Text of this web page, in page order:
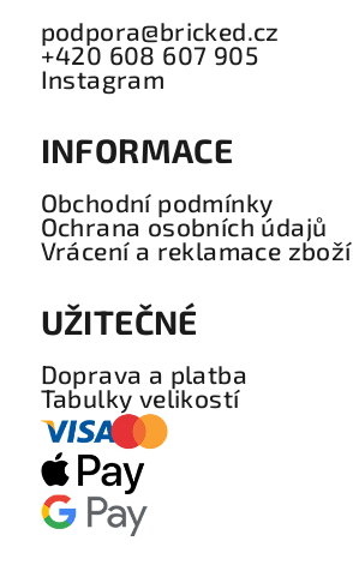
podpora@bricked.cz
+420 608 607 905
Instagram
INFORMACE
Obchodní podmínky
Ochrana osobních údajů
Vrácení a reklamace zboží
UŽITEČNÉ
Doprava a platba
Tabulky velikostí